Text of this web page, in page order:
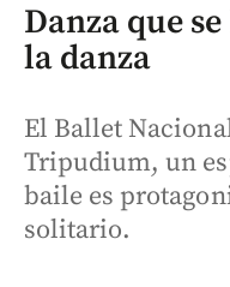
Danza que
la danza
El Ballet
Tripudium, un
baile es
solitario.